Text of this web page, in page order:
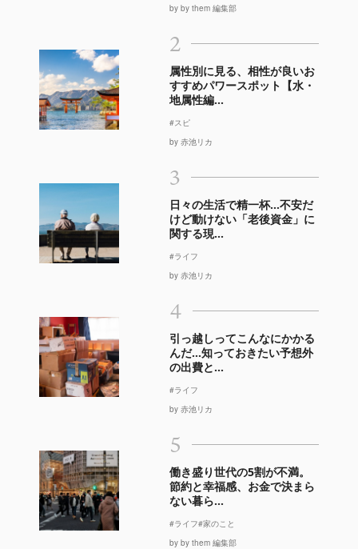
by by them 編集部
2
属性別に見る、相性が良いお
すすめパワースポット【水・
地属性編...
#スピ
by 赤池リカ
3
日々の生活で精一杯…不安だ
けど動けない「老後資金」に
関する現...
#ライフ
by 赤池リカ
4
引っ越しってこんなにかかる
んだ…知っておきたい予想外
の出費と...
#ライフ
by 赤池リカ
5
働き盛り世代の5割が不満。
節約と幸福感、お金で決まら
ない暮ら...
#ライフ#家のこと
by by them 編集部